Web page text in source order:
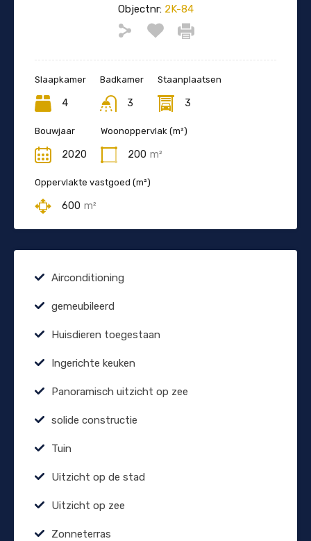
Objectnr:2K-84
Slaapkamer
4
Badkamer
3
Staanplaatsen
3
Bouwjaar
2020
Woonoppervlak (m²)
200 m²
Oppervlakte vastgoed (m²)
600 m²
Airconditioning
gemeubileerd
Huisdieren toegestaan
Ingerichte keuken
Panoramisch uitzicht op zee
solide constructie
Tuin
Uitzicht op de stad
Uitzicht op zee
Zonneterras